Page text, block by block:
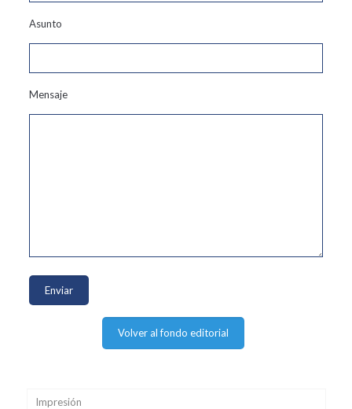
Asunto
Mensaje
Volver al fondo editorial
Impresión